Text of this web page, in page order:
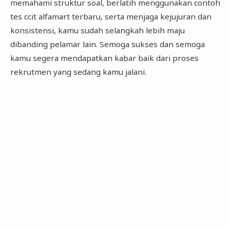
memahami struktur soal, berlatih menggunakan contoh
tes ccit alfamart terbaru, serta menjaga kejujuran dan
konsistensi, kamu sudah selangkah lebih maju
dibanding pelamar lain. Semoga sukses dan semoga
kamu segera mendapatkan kabar baik dari proses
rekrutmen yang sedang kamu jalani.